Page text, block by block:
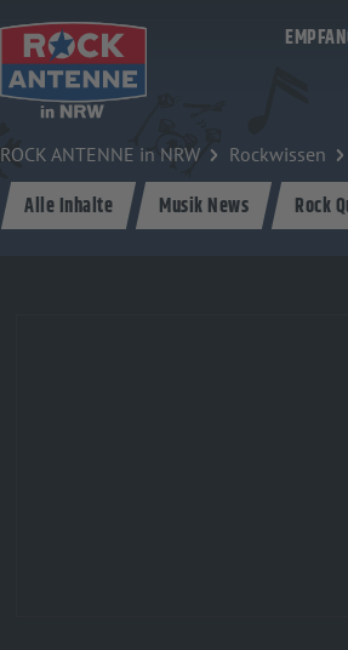
ROCK ANTENNE in NRW Rockwissen
Alle Inhalte Musik News Rock